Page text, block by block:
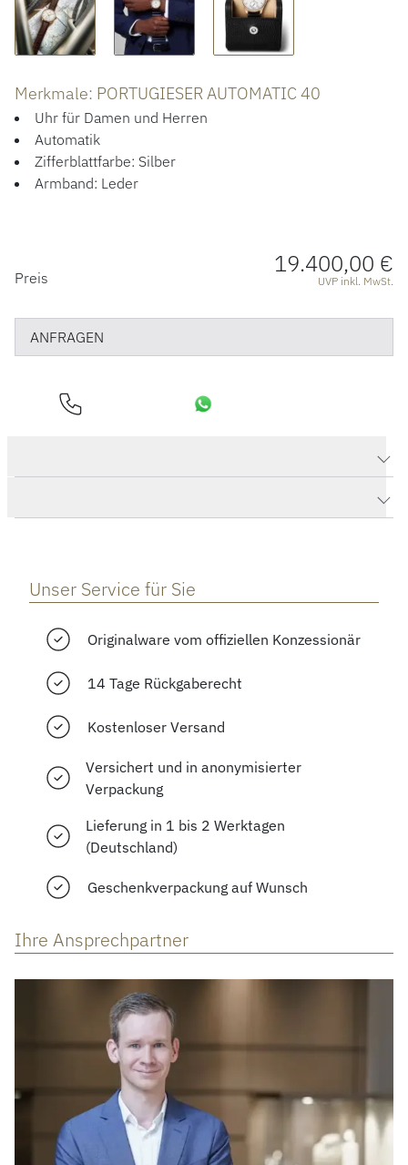
ÜBER UNS
Merkmale: PORTUGIESER AUTOMATIC 40
Uhr für Damen und Herren
Automatik
Zifferblattfarbe: Silber
Armband: Leder
PREISINFORMATIONEN
Preis 19.400,00 €
UVP inkl. MwSt.
ANFRAGEN
Ihre Ansprechpartner
Unser Service für Sie
Originalware vom offiziellen Konzessionär
14 Tage Rückgaberecht
Kostenloser Versand
Versichert und in anonymisierter
Verpackung
Lieferung in 1 bis 2 Werktagen
(Deutschland)
Geschenkverpackung auf Wunsch